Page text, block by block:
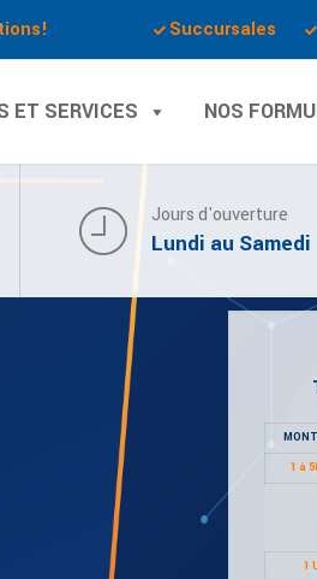
Succursales
ET SERVICES NOS
Jours d'ouverture
Lundi au Samedi
1 à
1